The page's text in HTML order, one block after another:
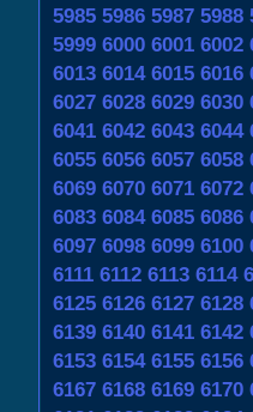
5985 5986 5987 5988
5999 6000 6001 6002
6013 6014 6015 6016
6027 6028 6029 6030
6041 6042 6043 6044
6055 6056 6057 6058
6069 6070 6071 6072
6083 6084 6085 6086
6097 6098 6099 6100
6111 6112 6113 6114
6125 6126 6127 6128
6139 6140 6141 6142
6153 6154 6155 6156
6167 6168 6169 6170